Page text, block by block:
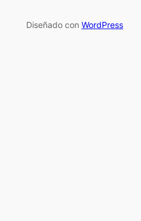
Diseñado con WordPress